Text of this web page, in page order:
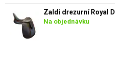
Zaldi drezurní Royal
Na objednávku